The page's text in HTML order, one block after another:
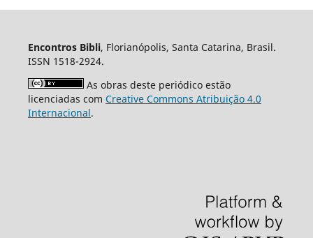
Encontros Bibli, Florianópolis, Santa Catarina, Brasil.
ISSN 1518-2924.
As obras deste periódico estão
licenciadas com Creative Commons Atribuição 4.0
Internacional.